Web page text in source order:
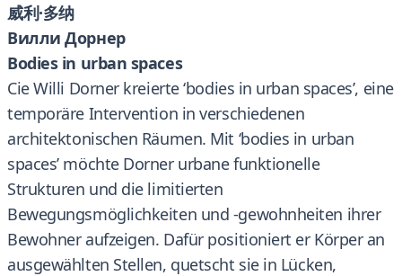
威利·多纳
Вилли Дорнер
Bodies in urban spaces
Cie Willi Dorner kreierte ‘bodies in urban spaces’, eine
temporäre Intervention in verschiedenen
architektonischen Räumen. Mit ‘bodies in urban
spaces’ möchte Dorner urbane funktionelle
Strukturen und die limitierten
Bewegungsmöglichkeiten und -gewohnheiten ihrer
Bewohner aufzeigen. Dafür positioniert er Körper an
ausgewählten Stellen, quetscht sie in Lücken,